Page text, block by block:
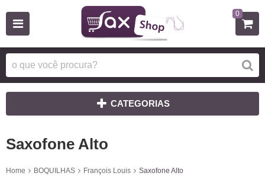
0
CATEGORIAS
Saxofone Alto
Home BOQUILHAS François Louis Saxofone Alto